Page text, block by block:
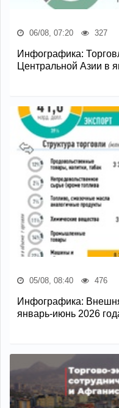
06/08, 07:20 327
Инфографика:
Центральной Азии в
05/08, 08:40 476
Инфографика:
январь-июнь 2026